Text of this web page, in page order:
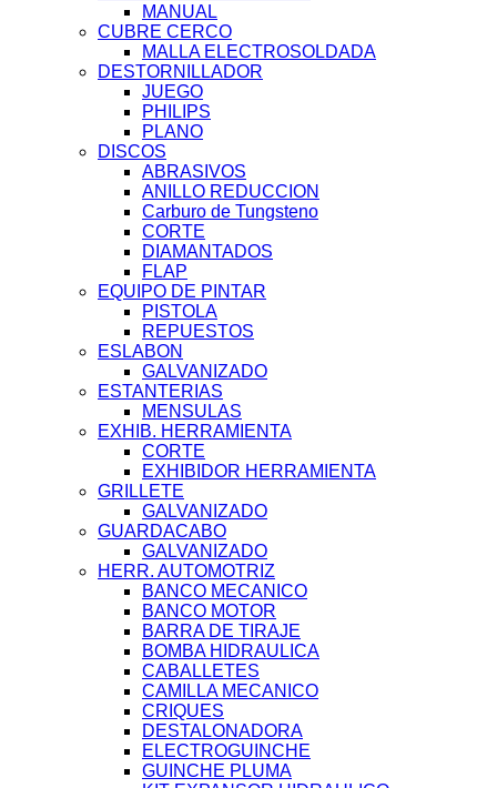
MANUAL
CUBRE CERCO
MALLA ELECTROSOLDADA
DESTORNILLADOR
JUEGO
PHILIPS
PLANO
DISCOS
ABRASIVOS
ANILLO REDUCCION
Carburo de Tungsteno
CORTE
DIAMANTADOS
FLAP
EQUIPO DE PINTAR
PISTOLA
REPUESTOS
ESLABON
GALVANIZADO
ESTANTERIAS
MENSULAS
EXHIB. HERRAMIENTA
CORTE
EXHIBIDOR HERRAMIENTA
GRILLETE
GALVANIZADO
GUARDACABO
GALVANIZADO
HERR. AUTOMOTRIZ
BANCO MECANICO
BANCO MOTOR
BARRA DE TIRAJE
BOMBA HIDRAULICA
CABALLETES
CAMILLA MECANICO
CRIQUES
DESTALONADORA
ELECTROGUINCHE
GUINCHE PLUMA